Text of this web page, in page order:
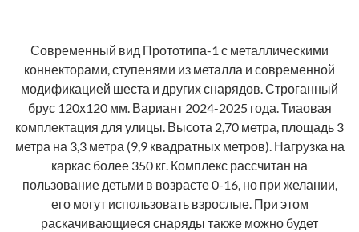
Современный вид Прототипа-1 с металлическими
коннекторами, ступенями из металла и современной
модификацией шеста и других снарядов. Строганный
брус 120х120 мм. Вариант 2024-2025 года. Тиаовая
комплектация для улицы. Высота 2,70 метра, площадь 3
метра на 3,3 метра (9,9 квадратных метров). Нагрузка на
каркас более 350 кг. Комплекс рассчитан на
пользование детьми в возрасте 0-16, но при желании,
его могут использовать взрослые. При этом
раскачивающиеся снаряды также можно будет